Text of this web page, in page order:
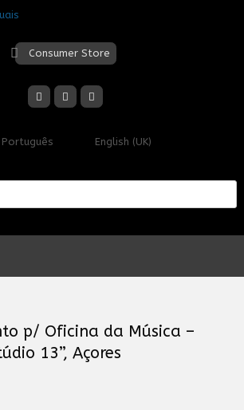
Consumer Store
Português English (UK)
p/ Oficina da Música –
13”, Açores